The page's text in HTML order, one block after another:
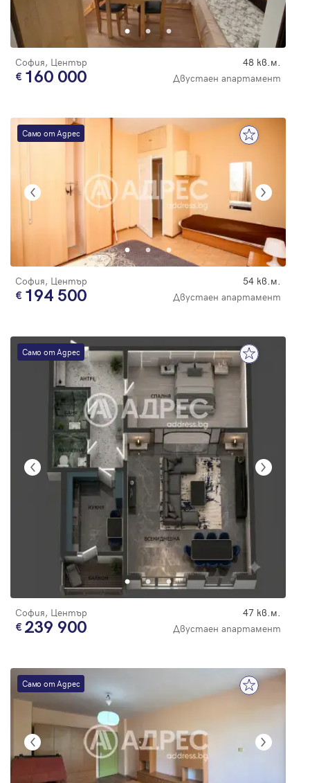
София, Център 48 кв.м.
160 000 Двустаен апартамент
Само от Адрес
София, Център 54 кв.м.
194 500 Двустаен апартамент
Само от Адрес
София, Център 47 кв.м.
239 900 Двустаен апартамент
Само от Адрес